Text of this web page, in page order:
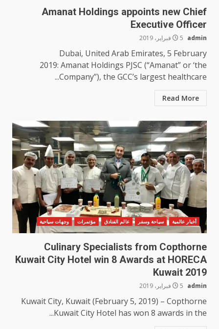
Amanat Holdings appoints new Chief
Executive Officer
admin 5 فبراير، 2019
Dubai, United Arab Emirates, 5 February
2019: Amanat Holdings PJSC (“Amanat” or ‘the
Company”), the GCC’s largest healthcare...
Read More
أخبار عالمية سياحة وسفر عالم الفنادق مؤتمرات وجهات سياحية
Culinary Specialists from Copthorne
Kuwait City Hotel win 8 Awards at HORECA
Kuwait 2019
admin 5 فبراير، 2019
Kuwait City, Kuwait (February 5, 2019) – Copthorne
Kuwait City Hotel has won 8 awards in the...